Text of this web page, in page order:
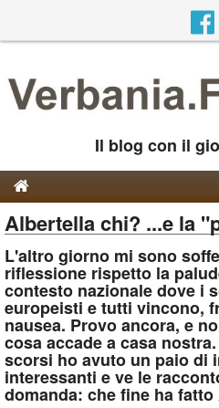
Il blog con il
Genesi e Storia
Contatti
Albertella chi? ...e la
L'altro giorno mi sono
riflessione rispetto la
contesto nazionale dove i
europeisti e tutti vincono,
nausea. Provo ancora, e
cosa accade a casa
scorsi ho avuto un paio di
interessanti e ve le
domanda: che fine ha